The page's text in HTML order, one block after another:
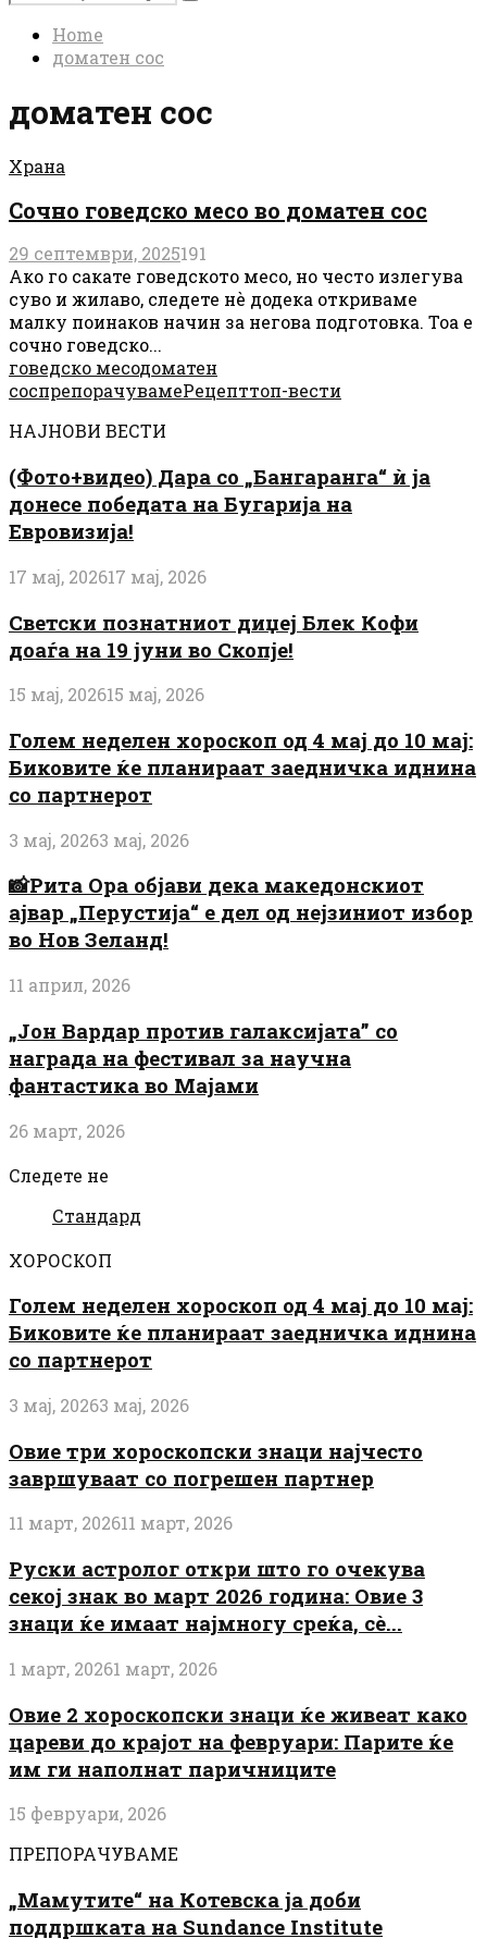
for:
Search
Home
доматен сос
доматен сос
Храна
Сочно говедско месо во доматен сос
29 септември, 2025191
Ако го сакате говедското месо, но често излегува
суво и жилаво, следете нè додека откриваме
малку поинаков начин за негова подготовка. Тоа е
сочно говедско...
говедско месодоматен
соспрепорачувамеРецепттоп-вести
НАЈНОВИ ВЕСТИ
(Фото+видео) Дара со „Бангаранга“ ѝ ја
донесе победата на Бугарија на
Евровизија!
17 мај, 202617 мај, 2026
Светски познатниот диџеј Блек Кофи
доаѓа на 19 јуни во Скопје!
15 мај, 202615 мај, 2026
Голем неделен хороскоп од 4 мај до 10 мај:
Биковите ќе планираат заедничка иднина
со партнерот
3 мај, 20263 мај, 2026
📸Рита Ора објави дека македонскиот
ајвар „Перустија“ е дел од нејзиниот избор
во Нов Зеланд!
11 април, 2026
„Јон Вардар против галаксијата” со
награда на фестивал за научна
фантастика во Мајами
26 март, 2026
Следете не
Стандард
ХОРОСКОП
Голем неделен хороскоп од 4 мај до 10 мај:
Биковите ќе планираат заедничка иднина
со партнерот
3 мај, 20263 мај, 2026
Овие три хороскопски знаци најчесто
завршуваат со погрешен партнер
11 март, 202611 март, 2026
Руски астролог откри што го очекува
секој знак во март 2026 година: Овие 3
знаци ќе имаат најмногу среќа, сè...
1 март, 20261 март, 2026
Овие 2 хороскопски знаци ќе живеат како
цареви до крајот на февруари: Парите ќе
им ги наполнат паричниците
15 февруари, 2026
ПРЕПОРАЧУВАМЕ
„Мамутите“ на Котевска ја доби
поддршката на Sundance Institute